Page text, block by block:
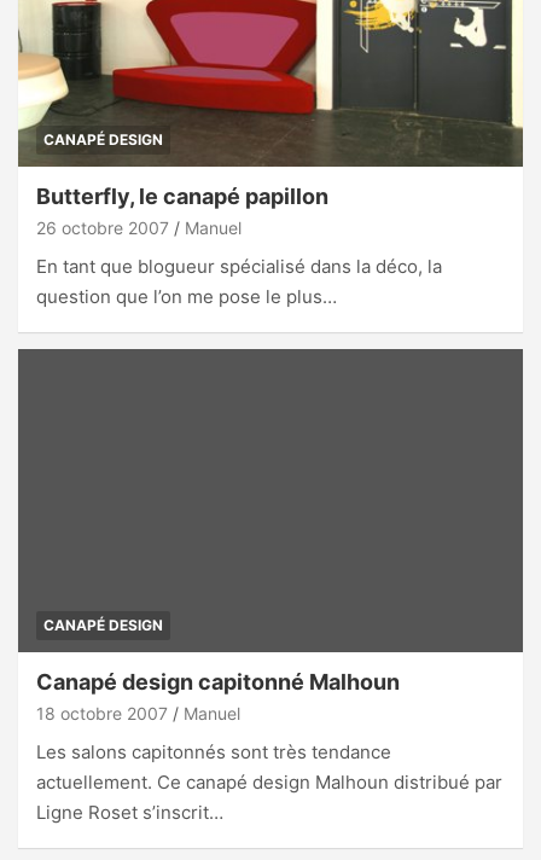
CANAPÉ DESIGN
Butterfly, le canapé papillon
26 octobre 2007 Manuel
En tant que blogueur spécialisé dans la déco, la
question que l’on me pose le plus…
CANAPÉ DESIGN
Canapé design capitonné Malhoun
18 octobre 2007 Manuel
Les salons capitonnés sont très tendance
actuellement. Ce canapé design Malhoun distribué par
Ligne Roset s’inscrit…